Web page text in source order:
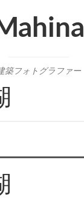
築フォトグラファー